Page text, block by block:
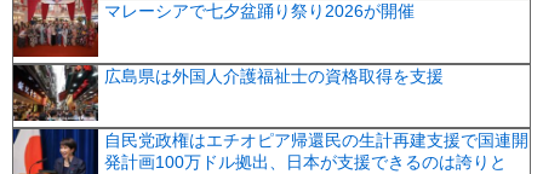
マレーシアで七夕盆踊り祭り2026が開催
広島県は外国人介護福祉士の資格取得を支援
自民党政権はエチオピア帰還民の生計再建支援で国連開
発計画100万ドル拠出、日本が支援できるのは誇りと